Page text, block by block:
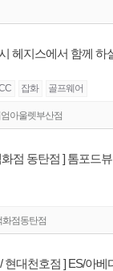
잡화 골프웨어
아울렛부산점
화점동탄점